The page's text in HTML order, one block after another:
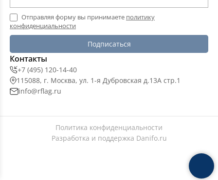
Отправляя форму вы принимаете политику
конфиденциальности
Подписаться
Контакты
+7 (495) 120-14-40
115088, г. Москва, ул. 1-я Дубровская д.13А стр.1
info@rflag.ru
Политика конфиденциальности
Разработка и поддержка Danifo.ru